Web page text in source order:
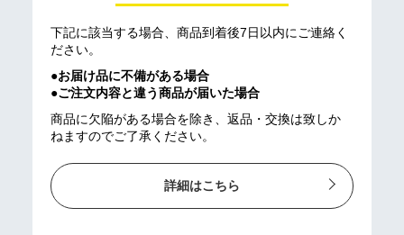
下記に該当する場合、商品到着後7日以内にご連絡く
ださい。
●お届け品に不備がある場合
●ご注文内容と違う商品が届いた場合
商品に欠陥がある場合を除き、返品・交換は致しか
ねますのでご了承ください。
詳細はこちら